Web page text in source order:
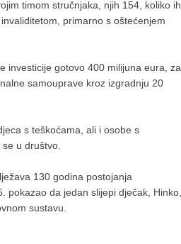
timom stručnjaka, njih 154, koliko ih
primarno s oštećenjem
investicije gotovo 400 milijuna eura, za
samouprave kroz izgradnju 20
s teškoćama, ali i osobe s
u društvo.
130 godina postojanja
pokazao da jedan slijepi dječak, Hinko,
sustavu.